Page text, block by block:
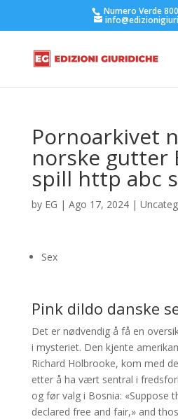
Numero Verde
Pornoarkivet
norske gutter
spill http abc
by EG | Ago 17, 2024|
Sex
Pink dildo danske
Det er nødvendig å få en
i mysteriet. Den kjente
Richard Holbrooke, kom med
etter å ha vært sentral i
og før valg i Bosnia: «Suppose
declared free and fair,» and